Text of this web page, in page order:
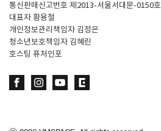
통신판매신고번호 제2013-서울서대문-0150호
대표자 황용철
개인정보관리책임자 김정은
청소년보호책임자 김혜린
호스팅 퓨처인포